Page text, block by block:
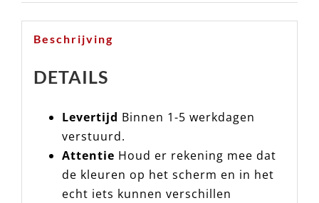
Beschrijving
DETAILS
Levertijd Binnen 1-5 werkdagen
verstuurd.
Attentie Houd er rekening mee dat
de kleuren op het scherm en in het
echt iets kunnen verschillen